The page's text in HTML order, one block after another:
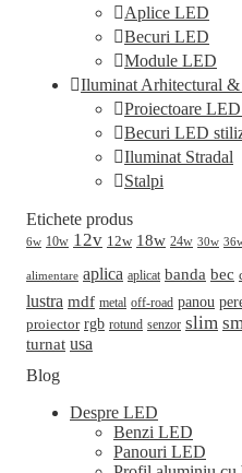
Aplice LED
Becuri LED
Module LED
Iluminat Arhitectural
Proiectoare
Becuri LED
Iluminat Stradal
Stalpi
Etichete produs
6w 10w 12v 12w 18w 24w 30w
alimentare aplica aplicat banda bec
lustra mdf metal off-road panou
proiector rgb rotund senzor slim
turnat usa
Blog
Despre LED
Benzi LED
Panouri LED